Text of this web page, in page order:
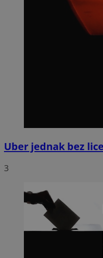
Uber jednak bez
3